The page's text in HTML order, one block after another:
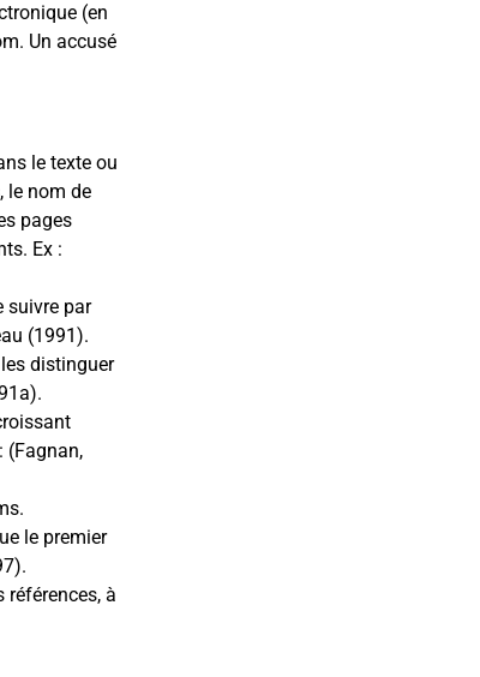
(en
Un accusé
le texte ou
le nom de
pages
Ex :
suivre par
(1991).
distinguer
(Fagnan,
le premier
à